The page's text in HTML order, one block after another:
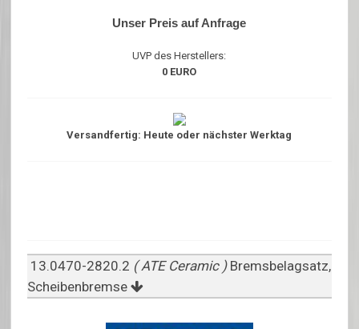
Unser Preis auf Anfrage
UVP des Herstellers:
0 EURO
Versandfertig: Heute oder nächster Werktag
13.0470-2820.2 ( ATE Ceramic ) Bremsbelagsatz,
Scheibenbremse